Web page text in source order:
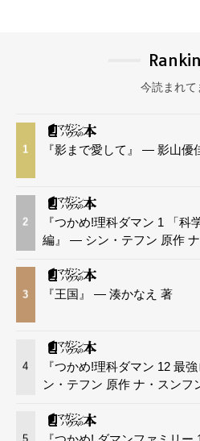
今読まれて
1 『影まで愛して』 — 影山優
2
『つかめ!理科ダマン 1 「科
編』 — シン・テフン 原作
3 『王国』 — 湊かなえ 著
4
『つかめ!理科ダマン 12 最
ン・テフン 原作 ナ・スンフ